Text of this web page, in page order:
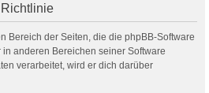
Bereich der Seiten, die die phpBB-Software
anderen Bereichen seiner Software
verarbeitet, wird er dich darüber